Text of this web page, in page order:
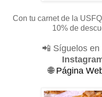
Con tu carnet de la USFQ
10% de
📲 Síguelos
🌐 Página